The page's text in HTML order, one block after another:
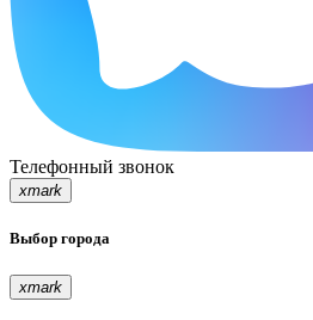
Телефонный звонок
xmark
Выбор города
xmark